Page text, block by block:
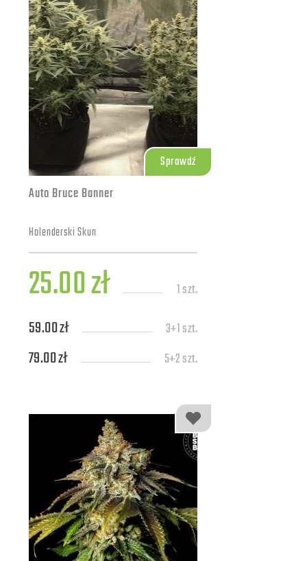
Sprawdź
Auto Bruce Banner
Holenderski Skun
25.00 zł 1 szt.
59.00 zł 3+1 szt.
79.00 zł 5+2 szt.
309.00 zł 25+7 szt.
50+10 szt.
1109.00 zł 100+20 szt.